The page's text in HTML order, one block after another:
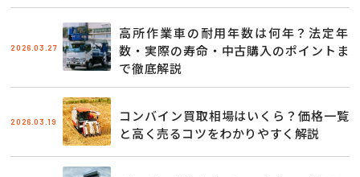
2026.03.27
高所作業車の耐用年数は何年？法定年
数・実際の寿命・中古購入のポイントま
で徹底解説
2026.03.19
コンバイン買取相場はいくら？価格一覧
と高く売るコツをわかりやすく解説